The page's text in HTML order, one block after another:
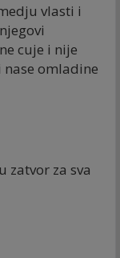
vlasti i
cuje i nije
nase omladine
zatvor za sva